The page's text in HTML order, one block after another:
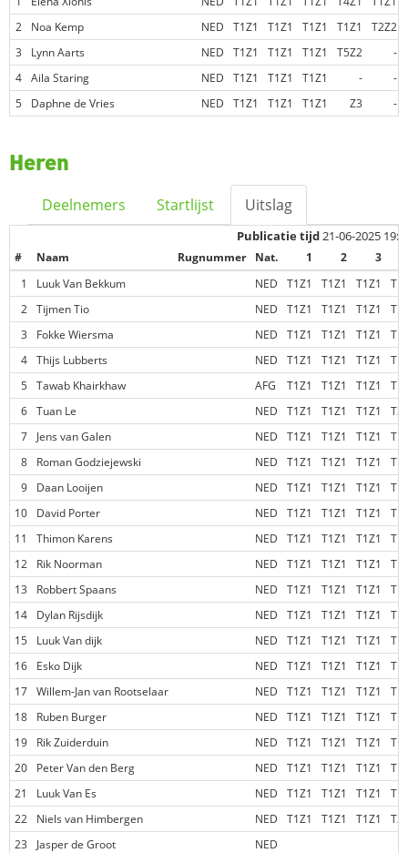
2
Noa Kemp NED T1Z1 T1Z1 T1Z1 T1Z1 T2Z2
3
Lynn Aarts NED T1Z1 T1Z1 T1Z1 T5Z2 -
4 Aila Staring NED T1Z1 T1Z1 T1Z1 -
-
5
Daphne de Vries NED T1Z1 T1Z1 T1Z1 Z3 -
Heren
Deelnemers Startlijst Uitslag
Publicatie tijd21-06-2025
# Naam Rugnummer Nat. 1 2
3
1
Luuk Van Bekkum NED T1Z1 T1Z1 T1Z1
2 Tijmen Tio NED T1Z1 T1Z1 T1Z1
3
Fokke Wiersma NED T1Z1 T1Z1 T1Z1
4 Thijs Lubberts NED T1Z1 T1Z1 T1Z1
5 Tawab Khairkhaw AFG T1Z1 T1Z1 T1Z1
6 Tuan Le NED T1Z1 T1Z1 T1Z1
7
Jens van Galen NED T1Z1 T1Z1 T1Z1
8
Roman Godziejewski NED T1Z1 T1Z1 T1Z1
9
Daan Looijen NED T1Z1 T1Z1 T1Z1
10
David Porter NED T1Z1 T1Z1 T1Z1
11
Thimon Karens NED T1Z1 T1Z1 T1Z1
12
Rik Noorman NED T1Z1 T1Z1 T1Z1
13
Robbert Spaans NED T1Z1 T1Z1 T1Z1
14
Dylan Rijsdijk NED T1Z1 T1Z1 T1Z1
15
Luuk Van dijk NED T1Z1 T1Z1 T1Z1
16
Esko Dijk NED T1Z1 T1Z1 T1Z1
17 Willem-Jan van Rootselaar NED T1Z1 T1Z1 T1Z1
18
Ruben Burger NED T1Z1 T1Z1 T1Z1
19
Rik Zuiderduin NED T1Z1 T1Z1 T1Z1
20
Peter Van den Berg NED T1Z1 T1Z1 T1Z1
21
Luuk Van Es NED T1Z1 T1Z1 T1Z1
22
Niels van Himbergen NED T1Z1 T1Z1 T1Z1
23
Jasper de Groot NED